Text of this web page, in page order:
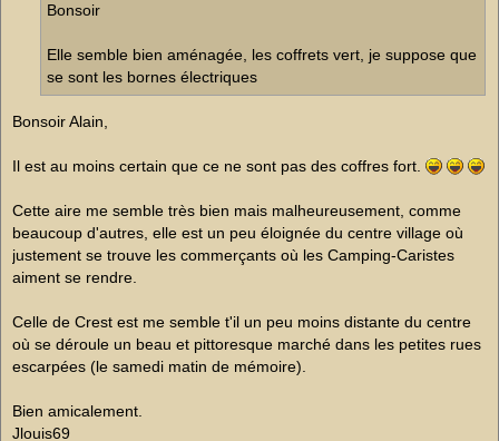
u
Bonsoir
Elle semble bien aménagée, les coffrets vert, je suppose que
se sont les bornes électriques
Bonsoir Alain,
Il est au moins certain que ce ne sont pas des coffres fort.
Cette aire me semble très bien mais malheureusement, comme
beaucoup d'autres, elle est un peu éloignée du centre village où
justement se trouve les commerçants où les Camping-Caristes
aiment se rendre.
Celle de Crest est me semble t'il un peu moins distante du centre
où se déroule un beau et pittoresque marché dans les petites rues
escarpées (le samedi matin de mémoire).
Bien amicalement.
Jlouis69